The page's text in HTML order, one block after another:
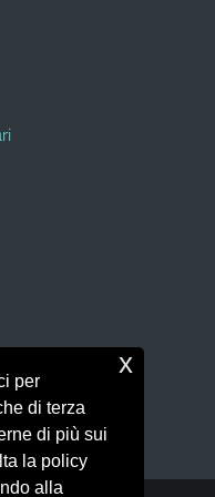
per
di terza
di più sui
la policy
alla
x